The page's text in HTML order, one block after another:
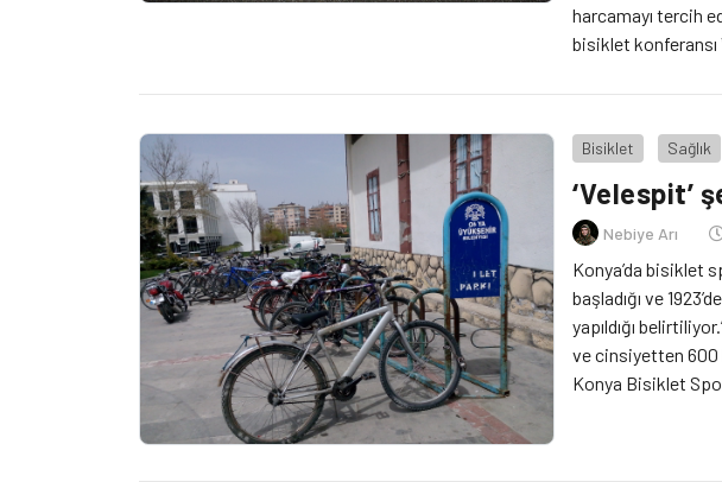
harcamayı tercih
bisiklet konferansı
sonra Bisiklet
Tasarımının Etkisi
göz atabilirsiniz.
Bisiklet Sağlık
‘Velespit’
Nebiye Arı
Konya’da bisiklet
başladığı ve
yapıldığı
ve cinsiyetten 600
Konya Bisiklet